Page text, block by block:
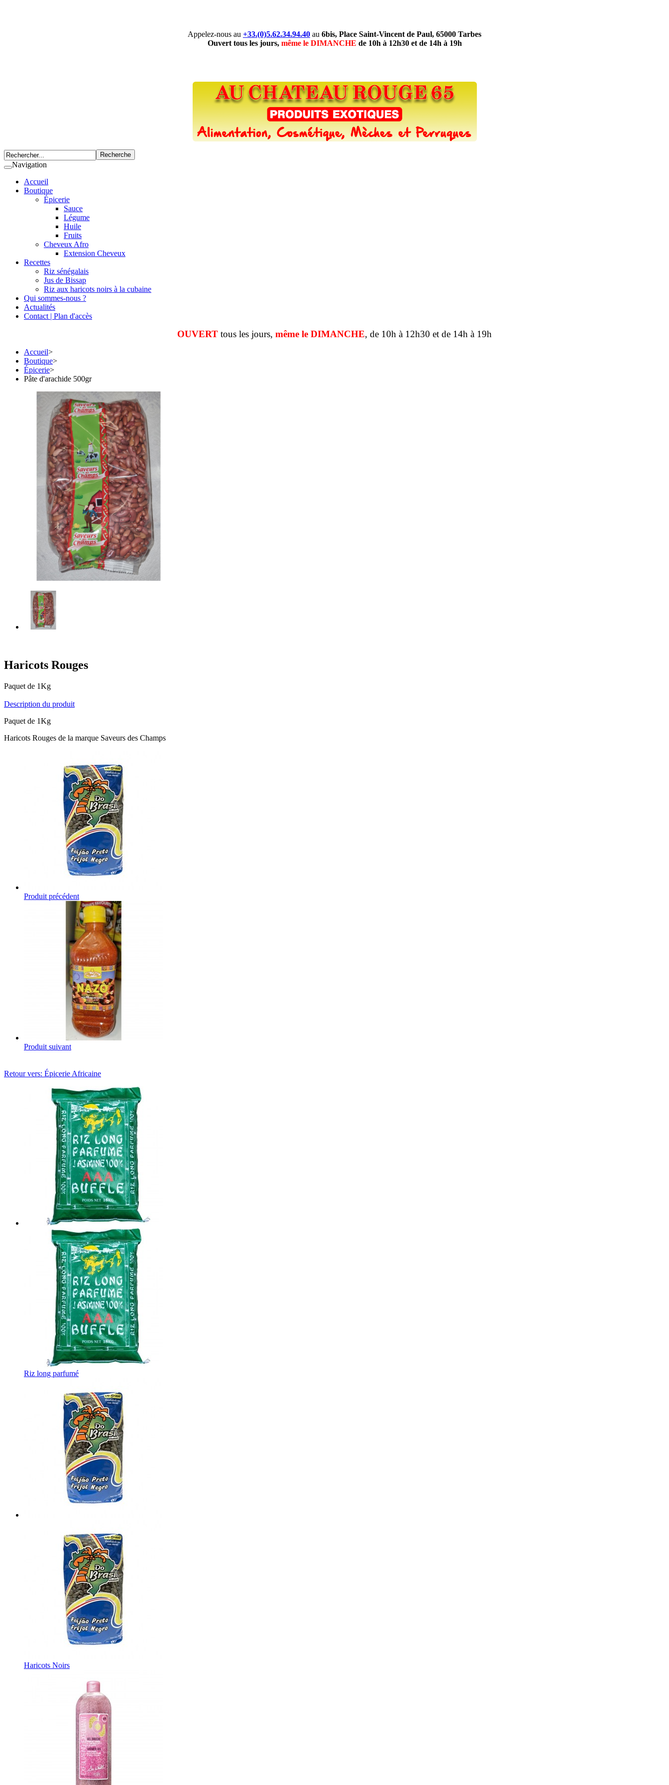
Appelez-nous au +33.(0)5.62.34.94.40 au 6bis, Place Saint-Vincent de Paul, 65000 Tarbes
Ouvert tous les jours, même le DIMANCHE de 10h à 12h30 et de 14h à 19h
Navigation
Accueil
Boutique
Épicerie
Sauce
Légume
Huile
Fruits
Cheveux Afro
Extension Cheveux
Recettes
Riz sénégalais
Jus de Bissap
Riz aux haricots noirs à la cubaine
Qui sommes-nous ?
Actualités
Contact | Plan d'accès
OUVERT tous les jours, même le DIMANCHE, de 10h à 12h30 et de 14h à 19h
Accueil>
Boutique>
Épicerie>
Pâte d'arachide 500gr
Haricots Rouges
Paquet de 1Kg
Description du produit
Paquet de 1Kg
Haricots Rouges de la marque Saveurs des Champs
Produit précédent
Produit suivant
Retour vers: Épicerie Africaine
Riz long parfumé
Haricots Noirs